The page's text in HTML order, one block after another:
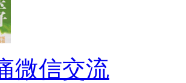
微信交流